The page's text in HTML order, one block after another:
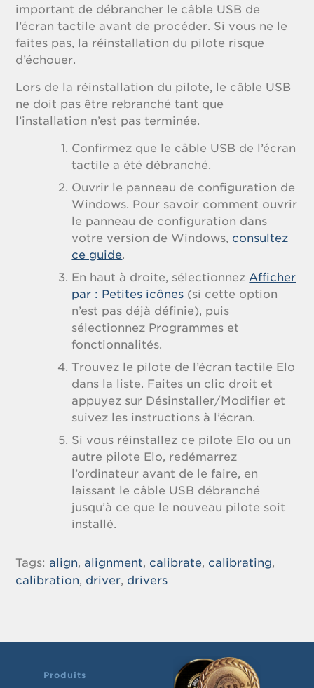
important de débrancher le câble USB de
l’écran tactile avant de procéder. Si vous ne le
faites pas, la réinstallation du pilote risque
d’échouer.
Lors de la réinstallation du pilote, le câble USB
ne doit pas être rebranché tant que
l’installation n’est pas terminée.
Confirmez que le câble USB de l’écran
tactile a été débranché.
Ouvrir le panneau de configuration de
Windows. Pour savoir comment ouvrir
le panneau de configuration dans
votre version de Windows, consultez
ce guide.
En haut à droite, sélectionnezAfficher
par : Petites icônes (si cette option
n’est pas déjà définie), puis
sélectionnez Programmes et
fonctionnalités.
Trouvez le pilote de l’écran tactile Elo
dans la liste. Faites un clic droit et
appuyez sur Désinstaller/Modifier et
suivez les instructions à l’écran.
Si vous réinstallez ce pilote Elo ou un
autre pilote Elo, redémarrez
l’ordinateur avant de le faire, en
laissant le câble USB débranché
jusqu’à ce que le nouveau pilote soit
installé.
Tags:align,alignment, calibrate, calibrating,
calibration, driver, drivers
Produits